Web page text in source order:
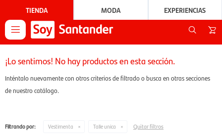
TIENDA MODA EXPERIENCIAS

¡Lo sentimos! No hay productos en esta sección.
Inténtalo nuevamente con otros criterios de filtrado o busca en otras secciones
de nuestro catálogo.
Filtrando por: Vestimenta Talle unica Quitar filtros